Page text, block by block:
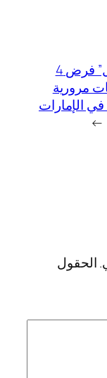
“عااجل” فرض 4
مرورية
الإمارات
→
الحقول